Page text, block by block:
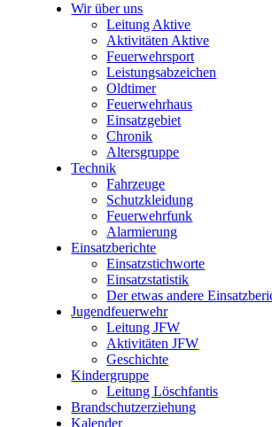
Wir über uns
Leitung Aktive
Aktivitäten Aktive
Feuerwehrsport
Leistungsabzeichen
Oldtimer
Feuerwehrhaus
Einsatzgebiet
Chronik
Altersgruppe
Technik
Fahrzeuge
Schutzkleidung
Feuerwehrfunk
Alarmierung
Einsatzberichte
Einsatzstichworte
Einsatzstatistik
Der etwas andere
Jugendfeuerwehr
Leitung JFW
Aktivitäten JFW
Geschichte
Kindergruppe
Leitung Löschfantis
Brandschutzerziehung
Kalender